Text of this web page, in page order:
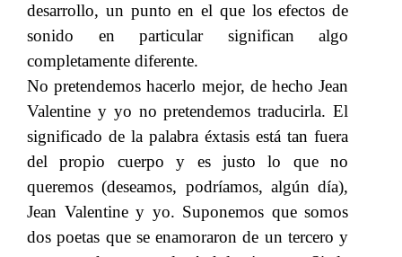
desarrollo, un punto en el que los efectos de
sonido en particular significan algo
completamente diferente.
No pretendemos hacerlo mejor, de hecho Jean
Valentine y yo no pretendemos traducirla. El
significado de la palabra éxtasis está tan fuera
del propio cuerpo y es justo lo que no
queremos (deseamos, podríamos, algún día),
Jean Valentine y yo. Suponemos que somos
dos poetas que se enamoraron de un tercero y